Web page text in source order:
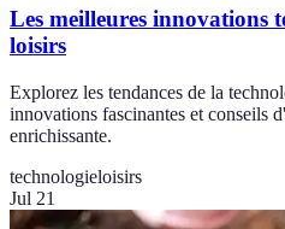
Les meilleures innovations
loisirs
Explorez les tendances de la
innovations fascinantes et conseils
enrichissante.
technologieloisirs
Jul 21